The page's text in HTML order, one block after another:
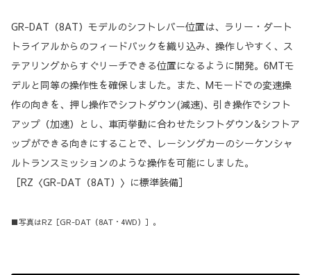
GR-DAT（8AT）モデルのシフトレバー位置は、ラリー・ダート
トライアルからのフィードバックを織り込み、操作しやすく、ス
テアリングからすぐリーチできる位置になるように開発。6MTモ
デルと同等の操作性を確保しました。また、Mモードでの変速操
作の向きを、押し操作でシフトダウン(減速)、引き操作でシフト
アップ（加速）とし、車両挙動に合わせたシフトダウン&シフトア
ップができる向きにすることで、レーシングカーのシーケンシャ
ルトランスミッションのような操作を可能にしました。
［RZ〈GR-DAT（8AT）〉に標準装備］
■写真はRZ［GR-DAT（8AT・4WD）］。